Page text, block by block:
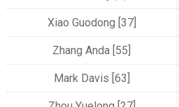
Xiao Guodong [37]
Zhang Anda [55]
Mark Davis [63]